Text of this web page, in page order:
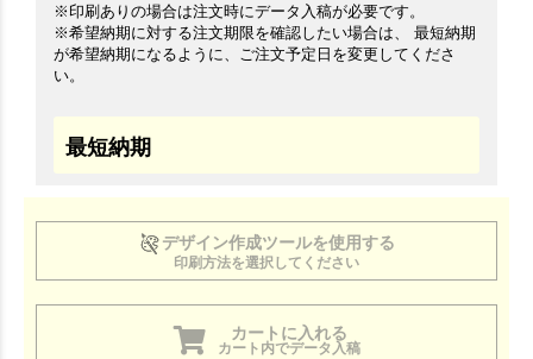
※印刷ありの場合は注文時にデータ入稿が必要です。
※希望納期に対する注文期限を確認したい場合は、 最短納期
が希望納期になるように、ご注文予定日を変更してくださ
い。
最短納期
デザイン作成ツールを使用する
印刷方法を選択してください
カートに入れる
カート内でデータ入稿